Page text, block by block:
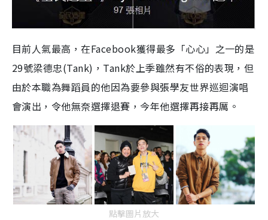
目前人氣最高，在Facebook獲得最多「心心」之一的是
29號梁德忠(Tank)，Tank於上季雖然有不俗的表現，但
由於本職為舞蹈員的他因為要參與張學友世界巡迴演唱
會演出，令他無奈選擇退賽，今年他選擇再接再厲。
點擊圖片放大